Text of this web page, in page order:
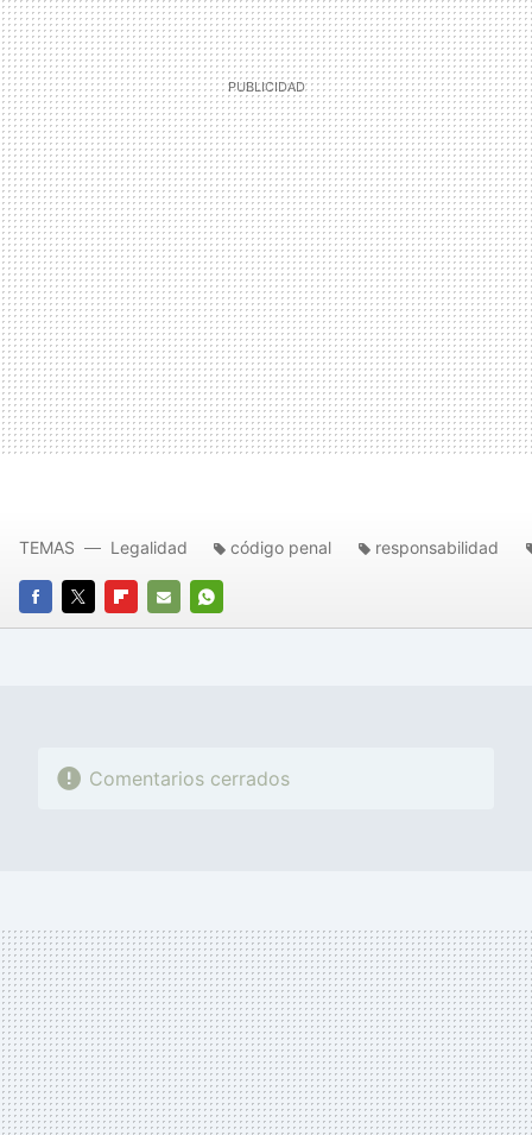
FACEBOOK
TWITTERFLIPBOARD
E-
WHATSAPP
TEMAS Legalidad código penal responsabilidad
Comentarios cerrados